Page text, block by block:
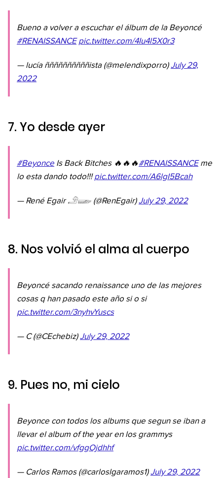
Bueno a volver a escuchar el álbum de la Beyoncé
#RENAISSANCE pic.twitter.com/4Iu4l5X0r3
— lucía ññññññññññista (@melendixporro)July 29,
2022
7. Yo desde ayer
#Beyonce Is Back Bitches 🔥🔥🔥#RENAISSANCEme
lo esta dando todo!!!pic.twitter.com/A6lgI5Bcah
— René Egair 𓄂𓆃 (@RenEgair)July 29, 2022
8. Nos volvió el alma al cuerpo
Beyoncé sacando renaissance uno de las mejores
cosas q han pasado este año si o si
pic.twitter.com/3nyhvYuscs
— C (@CEchebiz)July 29, 2022
9. Pues no, mi cielo
Beyonce con todos los albums que segun se iban a
llevar el album of the year en los grammys
pic.twitter.com/vfggOjdhhf
— Carlos Ramos (@carloslgaramos1)July 29, 2022